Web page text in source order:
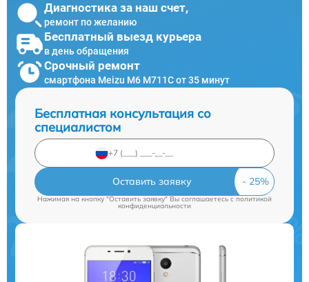
Диагностика за наш счет,
ремонт по желанию
Бесплатный выезд курьера
в день обращения
Срочный ремонт
смартфона Meizu M6 M711C от 35 минут
Бесплатная консультация со
специалистом
Оставить заявку
Нажимая на кнопку "Оставить заявку" Вы соглашаетесь cполитикой
конфиденциальности